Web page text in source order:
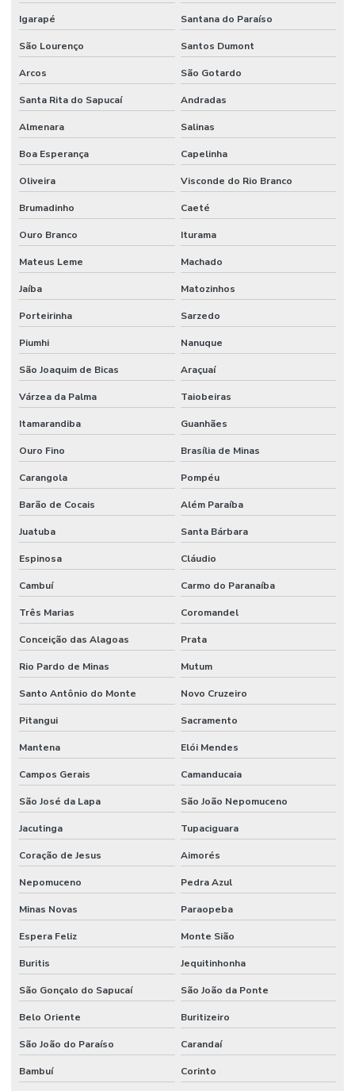
Igarapé Santana do Paraíso
São Lourenço Santos Dumont
Arcos São Gotardo
Santa Rita do Sapucaí Andradas
Almenara Salinas
Boa Esperança Capelinha
Oliveira Visconde do Rio Branco
Brumadinho Caeté
Ouro Branco Iturama
Mateus Leme Machado
Jaíba Matozinhos
Porteirinha Sarzedo
Piumhi Nanuque
São Joaquim de Bicas Araçuaí
Várzea da Palma Taiobeiras
Itamarandiba Guanhães
Ouro Fino Brasília de Minas
Carangola Pompéu
Barão de Cocais Além Paraíba
Juatuba Santa Bárbara
Espinosa Cláudio
Cambuí Carmo do Paranaíba
Três Marias Coromandel
Conceição das Alagoas Prata
Rio Pardo de Minas Mutum
Santo Antônio do Monte Novo Cruzeiro
Pitangui Sacramento
Mantena Elói Mendes
Campos Gerais Camanducaia
São José da Lapa São João Nepomuceno
Jacutinga Tupaciguara
Coração de Jesus Aimorés
Nepomuceno Pedra Azul
Minas Novas Paraopeba
Espera Feliz Monte Sião
Buritis Jequitinhonha
São Gonçalo do Sapucaí São João da Ponte
Belo Oriente Buritizeiro
São João do Paraíso Carandaí
Bambuí Corinto